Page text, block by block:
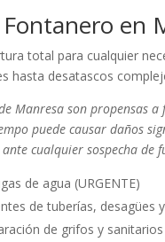
en
total para cualquier
hasta desatascos
Manresa son propensas
puede causar daños
cualquier sospecha de
de agua (URGENTE)
de tuberías, desagües
de grifos y sanitarios